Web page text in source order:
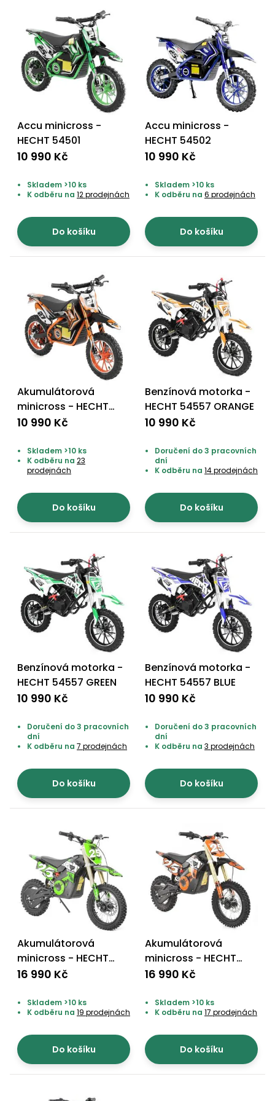
Ruční
nářadí
Rozmetadla
a posypové
vozíky
stroje
Sněhové
frézy
Sněhová
hrabla,
na led
Příslušenství
Příslušenství
Topidla
Navijáky
a kladky
Accu minicross -
HECHT 54501
10 990 Kč
Skladem >10 ks
K odběru na 12 prodejnách
Do košíku
Accu minicross -
HECHT 54502
10 990 Kč
Skladem >10 ks
K odběru na 6 prodejnách
Do košíku
Akumulátorová
minicross - HECHT
54500
10 990 Kč
Skladem >10 ks
K odběru na 23
prodejnách
Do košíku
Benzínová motorka -
HECHT 54557 ORANGE
10 990 Kč
Doručení do 3 pracovních
dní
K odběru na 14 prodejnách
Do košíku
Benzínová motorka -
HECHT 54557 GREEN
10 990 Kč
Doručení do 3 pracovních
dní
K odběru na 7 prodejnách
Do košíku
Benzínová motorka -
HECHT 54557 BLUE
10 990 Kč
Doručení do 3 pracovních
dní
K odběru na 3 prodejnách
Do košíku
Akumulátorová
minicross - HECHT
59100 GREEN
16 990 Kč
Skladem >10 ks
K odběru na 19 prodejnách
Do košíku
Akumulátorová
minicross - HECHT
59100 ORANGE
16 990 Kč
Skladem >10 ks
K odběru na 17 prodejnách
Do košíku